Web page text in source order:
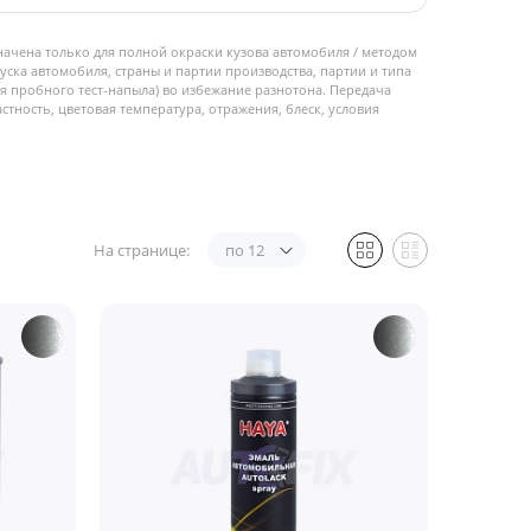
только для полной окраски кузова автомобиля / методом
автомобиля, страны и партии производства, партии и типа
тест-напыла) во избежание разнотона. Передача
цветовая температура, отражения, блеск, условия
На странице: по 12